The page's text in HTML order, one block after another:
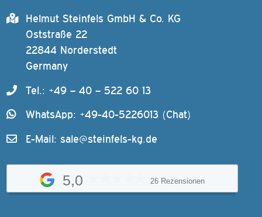
Helmut Steinfels GmbH & Co. KG
Oststraße 22
22844 Norderstedt
Germany
Tel.: +49 – 40 – 522 60 13
WhatsApp: +49-40-5226013 (Chat)
E-Mail: sale@steinfels-kg.de
5,0 26 Rezensionen